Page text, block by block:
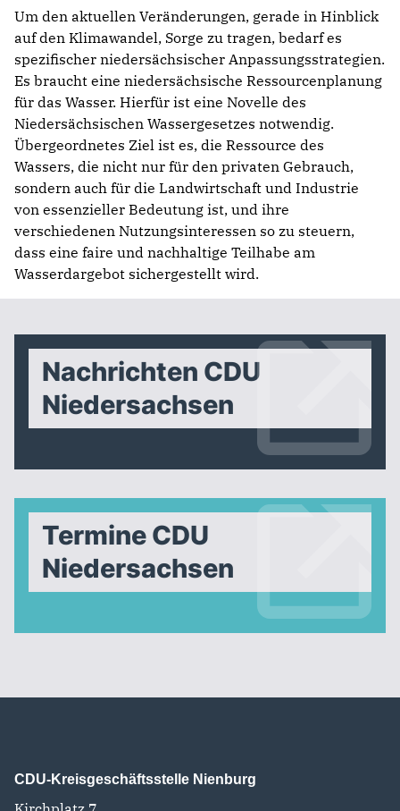
Um den aktuellen Veränderungen, gerade in Hinblick
auf den Klimawandel, Sorge zu tragen, bedarf es
spezifischer niedersächsischer Anpassungsstrategien.
Es braucht eine niedersächsische Ressourcenplanung
für das Wasser. Hierfür ist eine Novelle des
Niedersächsischen Wassergesetzes notwendig.
Übergeordnetes Ziel ist es, die Ressource des
Wassers, die nicht nur für den privaten Gebrauch,
sondern auch für die Landwirtschaft und Industrie
von essenzieller Bedeutung ist, und ihre
verschiedenen Nutzungsinteressen so zu steuern,
dass eine faire und nachhaltige Teilhabe am
Wasserdargebot sichergestellt wird.
Nachrichten CDU
Niedersachsen
Termine CDU
Niedersachsen
CDU-Kreisgeschäftsstelle Nienburg